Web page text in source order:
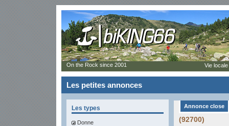
Les petites annonces
Les types
Donne
Annonce close
(92700)
On the Rock since 2001 Vie